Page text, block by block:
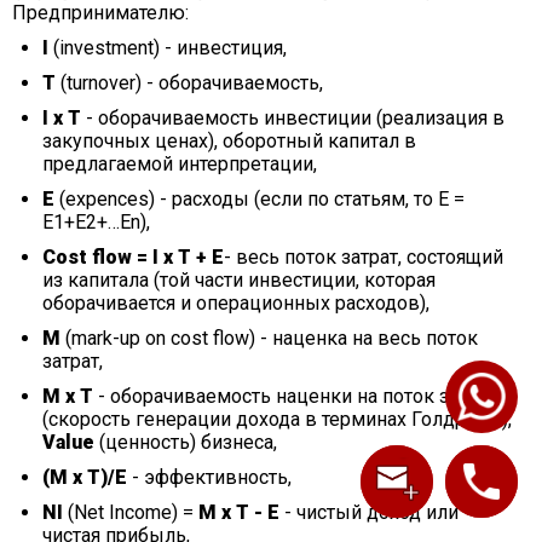
Предпринимателю:
I (investment) - инвестиция,
T (turnover) - оборачиваемость,
I х T - оборачиваемость инвестиции (реализация в
закупочных ценах), оборотный капитал в
предлагаемой интерпретации,
E (expences) - расходы (если по статьям, то E =
E1+E2+…En),
Cost flow = I х T + E- весь поток затрат, состоящий
из капитала (той части инвестиции, которая
оборачивается и операционных расходов),
M (mark-up on cost flow) - наценка на весь поток
затрат,
M х T - оборачиваемость наценки на поток затрат
(скорость генерации дохода в терминах Голдратта),
Value (ценность) бизнеса,
(M х T)/E - эффективность,
NI (Net Income) = M х T - E - чистый доход или
чистая прибыль,